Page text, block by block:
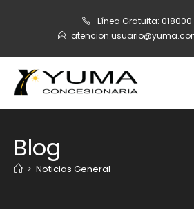
Línea Gratuita:
Blog
> Noticias General